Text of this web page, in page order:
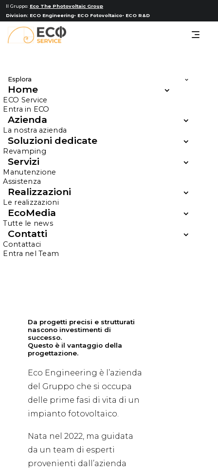
Il Gruppo: Eco The Photovoltaic Group
Division: ECO Engineering ECO Fotovoltaico ECO R&D
Esplora
Home
ECO Service
Entra in ECO
Azienda
La nostra azienda
Soluzioni dedicate
Revamping
Servizi
Manutenzione
Assistenza
Realizzazioni
Le realizzazioni
EcoMedia
Tutte le news
Contatti
Contattaci
Entra nel Team
Progettazione
Progettazione, la base di ogni impianto
HOME PROGETTAZIONE
Progettiamo
la soluzione
Da progetti precisi e strutturati
nascono investimenti di
successo.
Questo è il vantaggio della
progettazione.
Eco Engineering è l’azienda
del Gruppo che si occupa
delle prime fasi di vita di un
impianto fotovoltaico.
Nata nel 2022, ma guidata
da un team di esperti
provenienti dall’azienda